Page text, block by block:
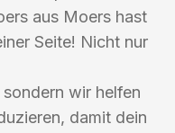
aus Moers hast
Seite! Nicht nur
wir helfen
damit dein